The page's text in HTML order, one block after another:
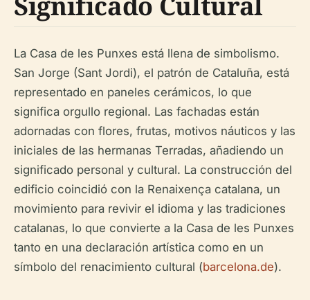
La Casa de les Punxes está llena de simbolismo.
San Jorge (Sant Jordi), el patrón de Cataluña, está
representado en paneles cerámicos, lo que
significa orgullo regional. Las fachadas están
adornadas con flores, frutas, motivos náuticos y las
iniciales de las hermanas Terradas, añadiendo un
significado personal y cultural. La construcción del
edificio coincidió con la Renaixença catalana, un
movimiento para revivir el idioma y las tradiciones
catalanas, lo que convierte a la Casa de les Punxes
tanto en una declaración artística como en un
símbolo del renacimiento cultural (barcelona.de).